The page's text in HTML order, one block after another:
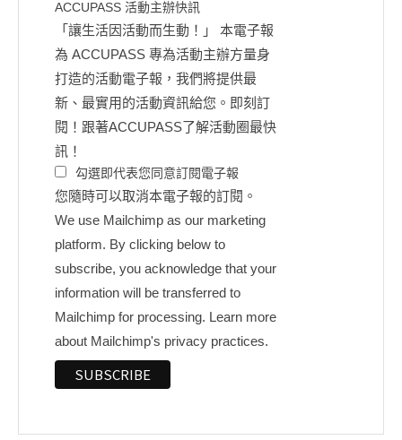
ACCUPASS 活動主辦快訊
「讓生活因活動而生動！」 本電子報
為 ACCUPASS 專為活動主辦方量身
打造的活動電子報，我們將提供最
新、最實用的活動資訊給您。即刻訂
閱！跟著ACCUPASS了解活動圈最快
訊！
勾選即代表您同意訂閱電子報
您隨時可以取消本電子報的訂閱。
We use Mailchimp as our marketing
platform. By clicking below to
subscribe, you acknowledge that your
information will be transferred to
Mailchimp for processing. Learn more
about Mailchimp's privacy practices.